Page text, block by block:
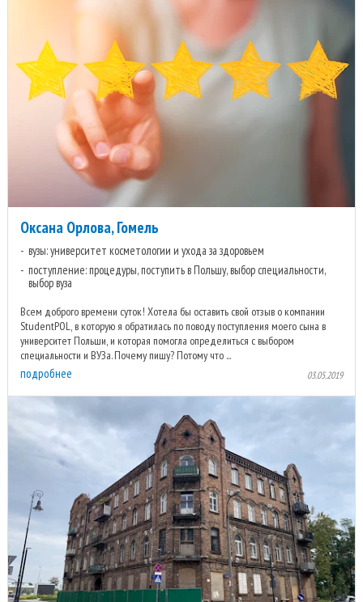
Оксана Орлова, Гомель
вузы: университет косметологии и ухода за здоровьем
поступление: процедуры, поступить в Польшу, выбор специальности,
выбор вуза
Всем доброго времени суток! Хотела бы оставить свой отзыв о компании
StudentPOL, в которую я обратилась по поводу поступления моего сына в
университет Польши, и которая помогла определиться с выбором
специальности и ВУЗа. Почему пишу? Потому что ...
подробнее 03.05.2019